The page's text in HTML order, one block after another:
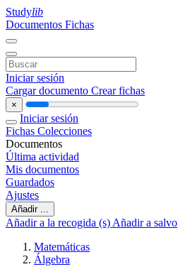
Studylib
Documentos Fichas
Iniciar sesión
Cargar documento Crear fichas
×
Iniciar sesión
Fichas Colecciones
Documentos
Última actividad
Mis documentos
Guardados
Ajustes
Añadir ...
Añadir a la recogida (s) Añadir a salvo
Matemáticas
Álgebra